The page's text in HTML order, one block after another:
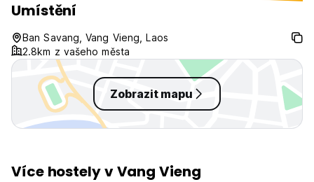
Umístění
Ban Savang, Vang Vieng, Laos
2.8km z vašeho města
Zobrazit mapu
Více hostely v Vang Vieng